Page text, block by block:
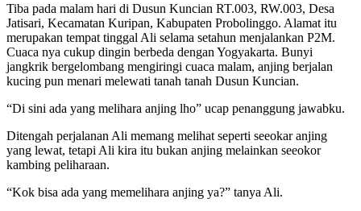
Tiba pada malam hari di Dusun Kuncian RT.003, RW.003, Desa
Jatisari, Kecamatan Kuripan, Kabupaten Probolinggo. Alamat itu
merupakan tempat tinggal Ali selama setahun menjalankan P2M.
Cuaca nya cukup dingin berbeda dengan Yogyakarta. Bunyi
jangkrik bergelombang mengiringi cuaca malam, anjing berjalan
kucing pun menari melewati tanah tanah Dusun Kuncian.
“Di sini ada yang melihara anjing lho” ucap penanggung jawabku.
Ditengah perjalanan Ali memang melihat seperti seeokar anjing
yang lewat, tetapi Ali kira itu bukan anjing melainkan seeokor
kambing peliharaan.
“Kok bisa ada yang memelihara anjing ya?” tanya Ali.